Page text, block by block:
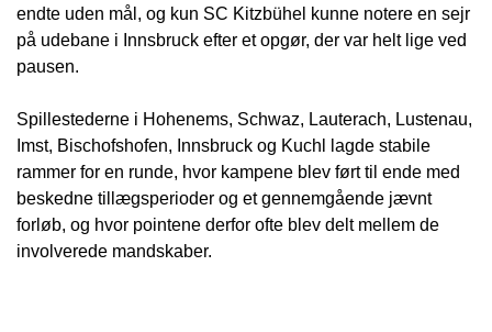
endte uden mål, og kun SC Kitzbühel kunne notere en sejr
på udebane i Innsbruck efter et opgør, der var helt lige ved
pausen.
Spillestederne i Hohenems, Schwaz, Lauterach, Lustenau,
Imst, Bischofshofen, Innsbruck og Kuchl lagde stabile
rammer for en runde, hvor kampene blev ført til ende med
beskedne tillægsperioder og et gennemgående jævnt
forløb, og hvor pointene derfor ofte blev delt mellem de
involverede mandskaber.